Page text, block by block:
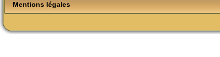
Mentions légales